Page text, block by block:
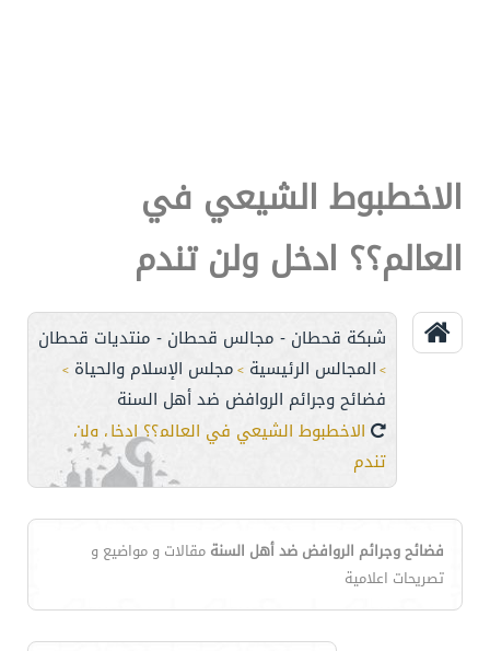
الاخطبوط الشيعي في
العالم؟؟ ادخل ولن تندم
شبكة قحطان - مجالس قحطان - منتديات قحطان
> المجالس الرئيسية > مجلس الإسلام والحياة >
فضائح وجرائم الروافض ضد أهل السنة
الاخطبوط الشيعي في العالم؟؟ ادخل ولن
تندم
فضائح وجرائم الروافض ضد أهل السنة مقالات و مواضيع و
تصريحات اعلامية